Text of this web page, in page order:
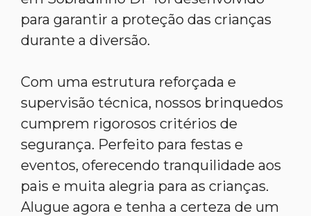
para garantir a proteção das crianças
durante a diversão.
Com uma estrutura reforçada e
supervisão técnica, nossos brinquedos
cumprem rigorosos critérios de
segurança. Perfeito para festas e
eventos, oferecendo tranquilidade aos
pais e muita alegria para as crianças.
Alugue agora e tenha a certeza de um